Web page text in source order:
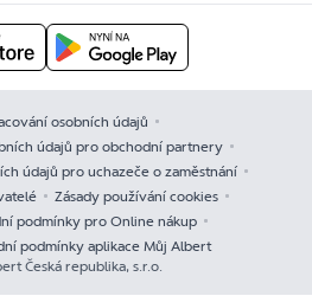
osobních údajů
údajů pro obchodní partnery
údajů pro uchazeče o zaměstnání
Zásady používání cookies
podmínky pro Online nákup
podmínky aplikace Můj Albert
Česká republika, s.r.o.